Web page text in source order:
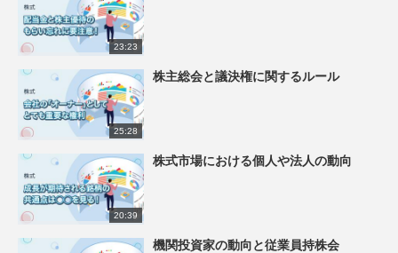
23:23
25:28
株主総会と議決権に関するルール
20:39
株式市場における個人や法人の動向
機関投資家の動向と従業員持株会